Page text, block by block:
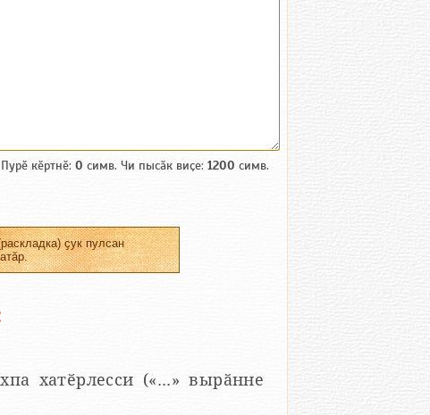
Пурӗ кӗртнӗ: 0 симв. Чи пысӑк виҫе: 1200 симв.
ҫук пулсан
хатӗрлесси («...» вырӑнне